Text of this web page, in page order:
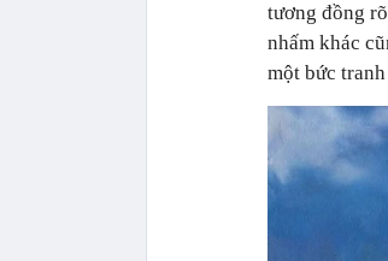
tương đồng
nhấm khác
một bức